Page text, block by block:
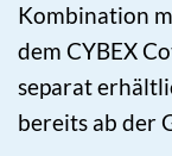
Kombination
dem CYBEX
separat
bereits ab der